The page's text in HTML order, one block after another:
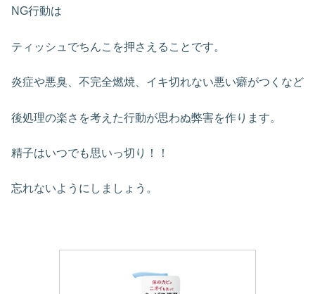
NG行動は
ティッシュでちんこを押さえることです。
炎症や悪臭、不完全燃焼、イキ切れない悪い癖がつくなど
後処理の楽さを考えた行動が思わぬ弊害を作ります。
精子はいつでも思いっ切り！！
忘れないようにしましょう。